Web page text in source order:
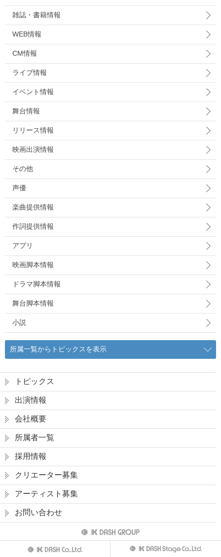
雑誌・書籍情報
WEB情報
CM情報
ライブ情報
イベント情報
舞台情報
リリース情報
映画出演情報
その他
声優
楽曲提供情報
作詞提供情報
アプリ
映画脚本情報
ドラマ脚本情報
舞台脚本情報
小説
所属一覧からトピックスを表示
トピックス
出演情報
会社概要
所属者一覧
採用情報
クリエーター募集
アーティスト募集
お問い合わせ